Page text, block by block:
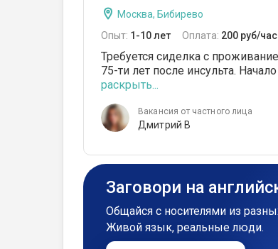
Москва, Бибирево
Опыт: 1-10 лет Оплата: 200 руб/час
Требуется сиделка с
75-ти лет после инсульта.
раскрыть...
Вакансия от частного лица
Дмитрий В
Заговори на
Общайся с носителями из
Живой язык, реальные люди.